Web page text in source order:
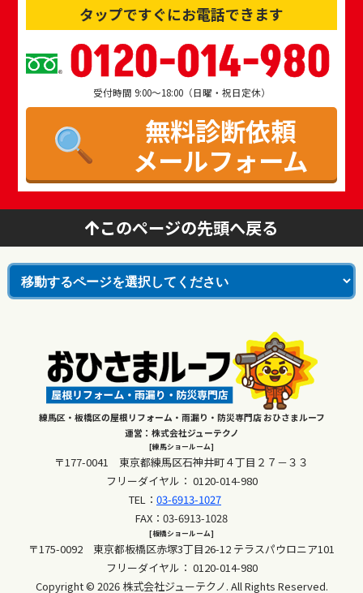
タップですぐにお電話できます
0120-014-980
受付時間 9:00～18:00（日曜・祝日定休）
無料診断依頼
メールフォーム
このページの先頭へ戻る
練馬区・板橋区の屋根リフォーム・雨漏り・防災専門店 おひさまルーフ
運営：株式会社ジューテクノ
[練馬ショールーム]
〒177-0041 東京都練馬区石神井町４丁目２７－３３
フリーダイヤル： 0120-014-980
TEL： 03-6913-1027
FAX：03-6913-1028
[板橋ショールーム]
〒175-0092 東京都板橋区赤塚3丁目26-12 テラスパウロニア101
フリーダイヤル： 0120-014-980
Copyright © 2026 株式会社ジューテクノ. All Rights Reserved.